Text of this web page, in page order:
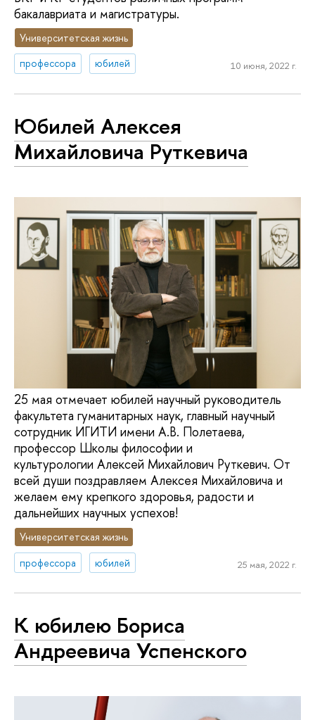
бакалавриата и магистратуры.
Университетская жизнь
профессора
юбилей 10 июня, 2022 г.
Юбилей Алексея
Михайловича Руткевича
25 мая отмечает юбилей научный руководитель
факультета гуманитарных наук, главный научный
сотрудник ИГИТИ имени А.В. Полетаева,
профессор Школы философии и
культурологии Алексей Михайлович Руткевич. От
всей души поздравляем Алексея Михайловича и
желаем ему крепкого здоровья, радости и
дальнейших научных успехов!
Университетская жизнь
профессора
юбилей 25 мая, 2022 г.
К юбилею Бориса
Андреевича Успенского